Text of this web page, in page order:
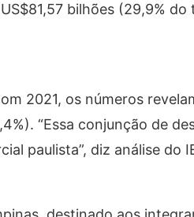
bilhões (29,9%
2021, os números
“Essa conjunção de
paulista”, diz análise do